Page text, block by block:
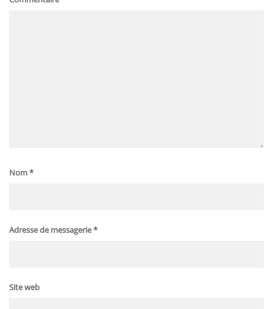
Nom*
Adresse de messagerie*
Site web